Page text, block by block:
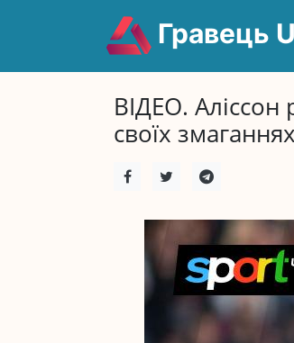
Гравець
ВІДЕО.
своїх